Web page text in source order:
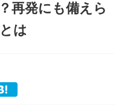
再発にも備えら
は